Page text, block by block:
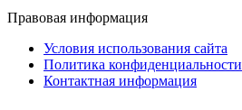
Правовая информация
Условия использования сайта
Политика конфиденциальности
Контактная информация